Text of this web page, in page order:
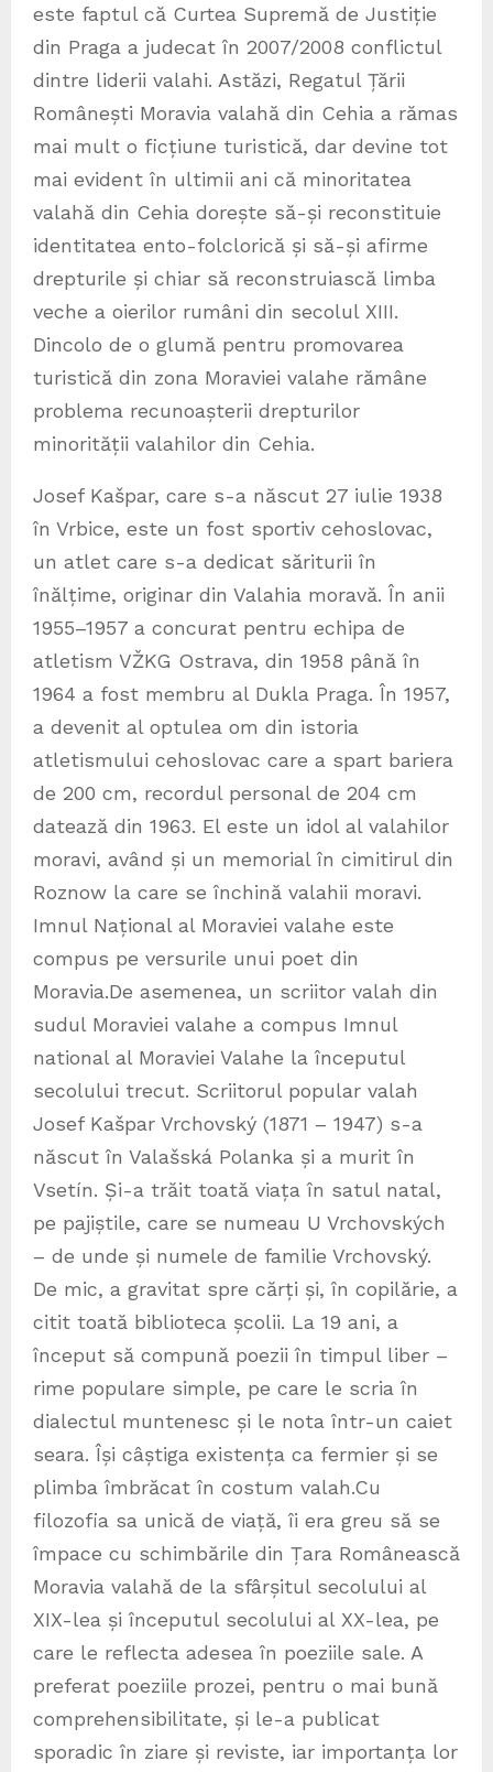
este faptul că Curtea Supremă de Justiție
din Praga a judecat în 2007/2008 conflictul
dintre liderii valahi. Astăzi, Regatul Țării
Românești Moravia valahă din Cehia a rămas
mai mult o ficțiune turistică, dar devine tot
mai evident în ultimii ani că minoritatea
valahă din Cehia dorește să-și reconstituie
identitatea ento-folclorică și să-și afirme
drepturile și chiar să reconstruiască limba
veche a oierilor rumâni din secolul XIII.
Dincolo de o glumă pentru promovarea
turistică din zona Moraviei valahe rămâne
problema recunoașterii drepturilor
minorității valahilor din Cehia.
Josef Kašpar, care s-a născut 27 iulie 1938
în Vrbice, este un fost sportiv cehoslovac,
un atlet care s-a dedicat săriturii în
înălțime, originar din Valahia moravă. În anii
1955–1957 a concurat pentru echipa de
atletism VŽKG Ostrava, din 1958 până în
1964 a fost membru al Dukla Praga. În 1957,
a devenit al optulea om din istoria
atletismului cehoslovac care a spart bariera
de 200 cm, recordul personal de 204 cm
datează din 1963. El este un idol al valahilor
moravi, având și un memorial în cimitirul din
Roznow la care se închină valahii moravi.
Imnul Național al Moraviei valahe este
compus pe versurile unui poet din
Moravia.De asemenea, un scriitor valah din
sudul Moraviei valahe a compus Imnul
national al Moraviei Valahe la începutul
secolului trecut. Scriitorul popular valah
Josef Kašpar Vrchovský (1871 – 1947) s-a
născut în Valašská Polanka și a murit în
Vsetín. Și-a trăit toată viața în satul natal,
pe pajiștile, care se numeau U Vrchovských
– de unde și numele de familie Vrchovský.
De mic, a gravitat spre cărți și, în copilărie, a
citit toată biblioteca școlii. La 19 ani, a
început să compună poezii în timpul liber –
rime populare simple, pe care le scria în
dialectul muntenesc și le nota într-un caiet
seara. Își câștiga existența ca fermier și se
plimba îmbrăcat în costum valah.Cu
filozofia sa unică de viață, îi era greu să se
împace cu schimbările din Țara Românească
Moravia valahă de la sfârșitul secolului al
XIX-lea și începutul secolului al XX-lea, pe
care le reflecta adesea în poeziile sale. A
preferat poeziile prozei, pentru o mai bună
comprehensibilitate, și le-a publicat
sporadic în ziare și reviste, iar importanța lor